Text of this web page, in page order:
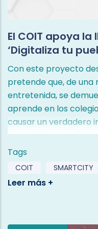
El COIT apoya
‘Digitaliza tu
Con este proyecto
pretende que, de
entretenida, se
aprende en los
causar un verdadero
importante papel
la ciencia, desempeña
"Un año más, nuestro
generaciones utilicen
Tags
COIT SMARTCITY